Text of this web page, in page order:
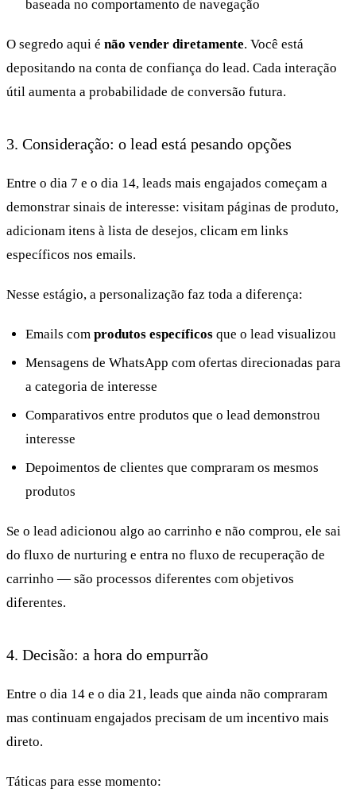
baseada no comportamento de navegação
O segredo aqui é não vender diretamente. Você está
depositando na conta de confiança do lead. Cada interação
útil aumenta a probabilidade de conversão futura.
3. Consideração: o lead está pesando opções
Entre o dia 7 e o dia 14, leads mais engajados começam a
demonstrar sinais de interesse: visitam páginas de produto,
adicionam itens à lista de desejos, clicam em links
específicos nos emails.
Nesse estágio, a personalização faz toda a diferença:
Emails com produtos específicos que o lead visualizou
Mensagens de WhatsApp com ofertas direcionadas para
a categoria de interesse
Comparativos entre produtos que o lead demonstrou
interesse
Depoimentos de clientes que compraram os mesmos
produtos
Se o lead adicionou algo ao carrinho e não comprou, ele sai
do fluxo de nurturing e entra no fluxo de recuperação de
carrinho — são processos diferentes com objetivos
diferentes.
4. Decisão: a hora do empurrão
Entre o dia 14 e o dia 21, leads que ainda não compraram
mas continuam engajados precisam de um incentivo mais
direto.
Táticas para esse momento: